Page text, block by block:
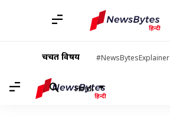
चर्चित विषय #NewsBytesExplainer
Hindi